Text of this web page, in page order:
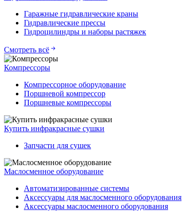
Гаражные гидравлические краны
Гидравлические прессы
Гидроцилиндры и наборы растяжек
Смотреть всё
Компрессоры
Компрессорное оборудование
Поршневой компрессор
Поршневые компрессоры
Купить инфракрасные сушки
Запчасти для сушек
Маслосменное оборудование
Автоматизированные системы
Аксессуары для маслосменного оборудования
Аксессуары маслосменного оборудования